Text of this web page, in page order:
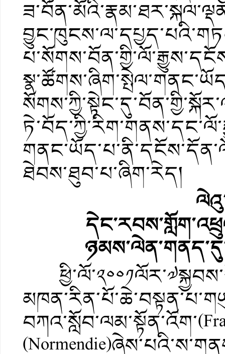
ཐེབས་ཐུབ་པ་ཞིག་རེད།